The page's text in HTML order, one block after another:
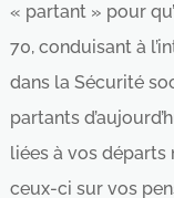
« partant » pour
70, conduisant à
dans la Sécurité
partants
liées à vos départs
ceux-ci sur vos